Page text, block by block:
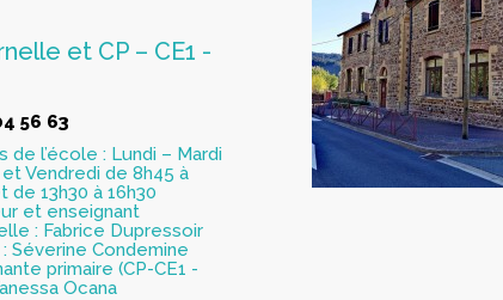
et CP – CE1 -
56 63
de l’école : Lundi – Mardi
Vendredi de 8h45 à
de 13h30 à 16h30
et enseignant
: Fabrice Dupressoir
: Séverine Condemine
primaire (CP-CE1 -
Ocana